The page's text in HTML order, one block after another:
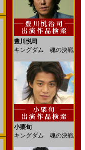
豊川悦司
キングダム 魂の決戦
小栗旬
キングダム 魂の決戦